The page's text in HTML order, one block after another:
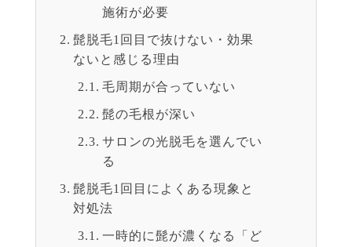
施術が必要
髭脱毛1回目で抜けない・効果
ないと感じる理由
毛周期が合っていない
髭の毛根が深い
サロンの光脱毛を選んでい
る
髭脱毛1回目によくある現象と
対処法
一時的に髭が濃くなる「ど